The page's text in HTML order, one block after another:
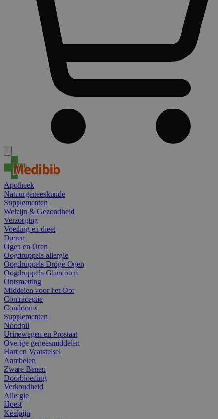
Apotheek
Natuurgeneeskunde
Supplementen
Welzijn & Gezondheid
Verzorging
Voeding en dieet
Dieren
Ogen en Oren
Oogdruppels allergie
Oogdruppels Droge Ogen
Oogdruppels Glaucoom
Ontsmetting
Middelen voor het Oor
Contraceptie
Condooms
Supplementen
Noodpil
Urinewegen en Prostaat
Overige geneesmiddelen
Hart en Vaatstelsel
Aambeien
Zware Benen
Doorbloeding
Verkoudheid
Allergie
Hoest
Keelpijn